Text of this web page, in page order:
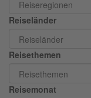
Reiseländer
Reisethemen
Reisemonat